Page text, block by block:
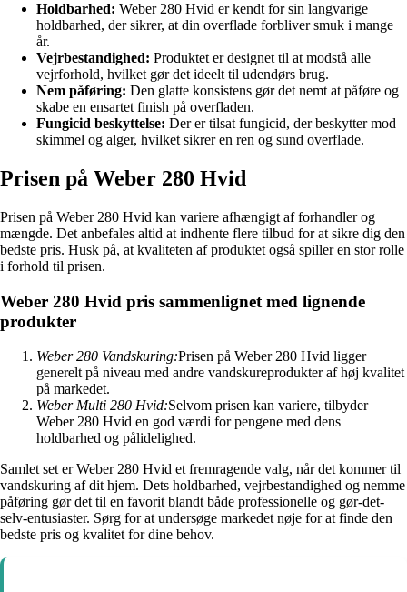
Holdbarhed: Weber 280 Hvid er kendt for sin langvarige
holdbarhed, der sikrer, at din overflade forbliver smuk i mange
år.
Vejrbestandighed: Produktet er designet til at modstå alle
vejrforhold, hvilket gør det ideelt til udendørs brug.
Nem påføring: Den glatte konsistens gør det nemt at påføre og
skabe en ensartet finish på overfladen.
Fungicid beskyttelse: Der er tilsat fungicid, der beskytter mod
skimmel og alger, hvilket sikrer en ren og sund overflade.
Prisen på Weber 280 Hvid
Prisen på Weber 280 Hvid kan variere afhængigt af forhandler og
mængde. Det anbefales altid at indhente flere tilbud for at sikre dig den
bedste pris. Husk på, at kvaliteten af produktet også spiller en stor rolle
i forhold til prisen.
Weber 280 Hvid pris sammenlignet med lignende
produkter
Weber 280 Vandskuring:Prisen på Weber 280 Hvid ligger
generelt på niveau med andre vandskureprodukter af høj kvalitet
på markedet.
Weber Multi 280 Hvid:Selvom prisen kan variere, tilbyder
Weber 280 Hvid en god værdi for pengene med dens
holdbarhed og pålidelighed.
Samlet set er Weber 280 Hvid et fremragende valg, når det kommer til
vandskuring af dit hjem. Dets holdbarhed, vejrbestandighed og nemme
påføring gør det til en favorit blandt både professionelle og gør-det-
selv-entusiaster. Sørg for at undersøge markedet nøje for at finde den
bedste pris og kvalitet for dine behov.